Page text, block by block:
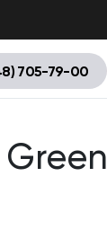
705-79-00